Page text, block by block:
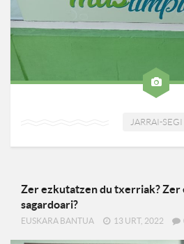
JARRAI-SEGI
Zer ezkutatzen du txerriak? Zer
sagardoari?
EUSKARA BANTUA 13 URT, 2022